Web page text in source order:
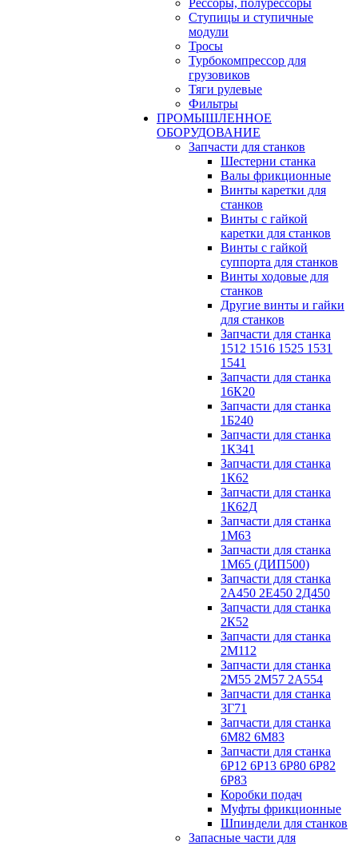
Ступицы и ступичные
модули
Тросы
Турбокомпрессор для
грузовиков
Тяги рулевые
Фильтры
ПРОМЫШЛЕННОЕ
ОБОРУДОВАНИЕ
Запчасти для станков
Шестерни станка
Валы фрикционные
Винты каретки для
станков
Винты с гайкой
каретки для станков
Винты с гайкой
суппорта для станков
Винты ходовые для
станков
Другие винты и гайки
для станков
Запчасти для станка
1512 1516 1525 1531
1541
Запчасти для станка
16К20
Запчасти для станка
1Б240
Запчасти для станка
1К341
Запчасти для станка
1К62
Запчасти для станка
1К62Д
Запчасти для станка
1М63
Запчасти для станка
1М65 (ДИП500)
Запчасти для станка
2А450 2Е450 2Д450
Запчасти для станка
2К52
Запчасти для станка
2М112
Запчасти для станка
2М55 2М57 2А554
Запчасти для станка
3Г71
Запчасти для станка
6М82 6М83
Запчасти для станка
6Р12 6Р13 6Р80 6Р82
6Р83
Коробки подач
Муфты фрикционные
Шпиндели для станков
Запасные части для